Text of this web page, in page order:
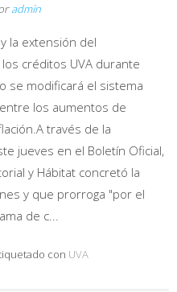
admin
la extensión del
créditos UVA durante
se modificará el sistema
los aumentos de
través de la
jueves en el Boletín Oficial,
y Hábitat concretó la
y que prorroga "por el
de c...
con UVA